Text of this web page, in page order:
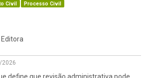
Civil Processo Civil
2026